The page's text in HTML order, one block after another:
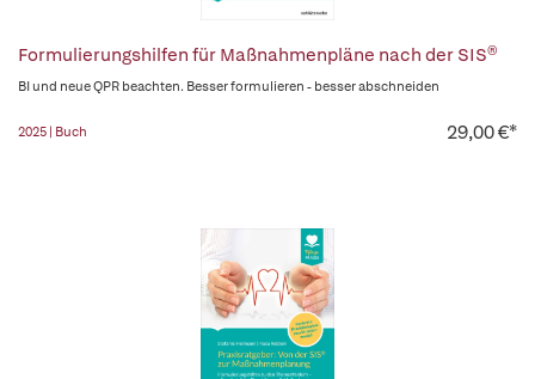
Formulierungshilfen für Maßnahmenpläne nach der SIS®
BI und neue QPR beachten. Besser formulieren - besser abschneiden
2025 | Buch 29,00 €*